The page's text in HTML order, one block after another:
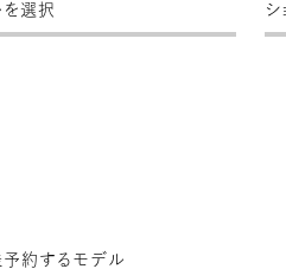
選択 シ
予約するモデル